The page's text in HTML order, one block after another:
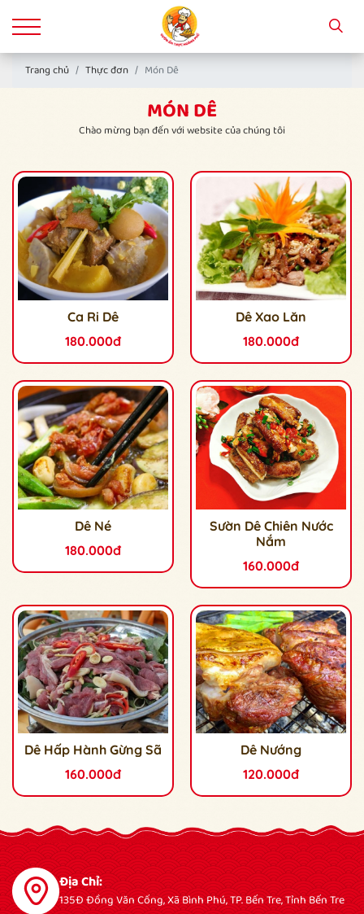
Trang chủ Thực đơn Món Dê
MÓN DÊ
Chào mừng bạn đến với website của chúng tôi
Ca Ri Dê
180.000đ
Dê Xao Lăn
180.000đ
Dê Né
180.000đ
Sườn Dê Chiên Nước
Nắm
160.000đ
Dê Hấp Hành Gừng Sã
160.000đ
Dê Nướng
120.000đ
Địa Chỉ:
135Đ Đồng Văn Cống, Xã Bình Phú, TP. Bến Tre, Tỉnh Bến Tre